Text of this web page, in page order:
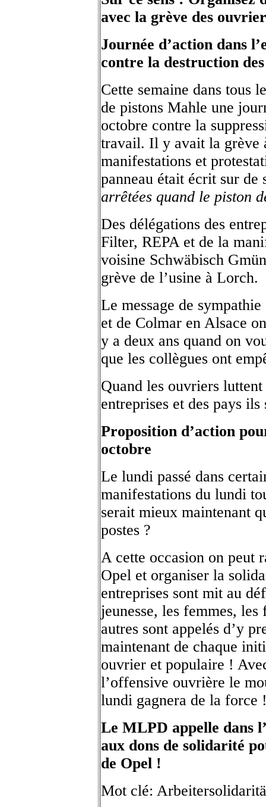
avec la grève des
Journée d’action dans
contre la destruction
Cette semaine dans tous
de pistons Mahle une
octobre contre la
travail. Il y avait la grève
manifestations et
panneau était écrit sur de
arrêtées quand le piston
Des délégations des
Filter, REPA et de la
voisine Schwäbisch
grève de l’usine à Lorch.
Le message de
et de Colmar en Alsace
y a deux ans quand on
que les collègues ont
Quand les ouvriers
entreprises et des pays
Proposition d’action
octobre
Le lundi passé dans
manifestations du lundi
serait mieux maintenant
postes ?
A cette occasion on peut
Opel et organiser la
entreprises sont mit au
jeunesse, les femmes,
autres sont appelés d’y
maintenant de chaque
ouvrier et populaire !
l’offensive ouvrière le
lundi gagnera de la force
Le MLPD appelle dans
aux dons de solidarité
de Opel !
Mot clé: